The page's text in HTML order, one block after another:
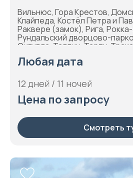
Вильнюс, Гора Крестов,
Клайпеда, Костёл Петра и
Раквере (замок), Рига,
Рундальский дворцово-
Сигулда, Таллин, Тарту,
Любая дата
12 дней / 11 ночей
Цена по запросу
Смотреть